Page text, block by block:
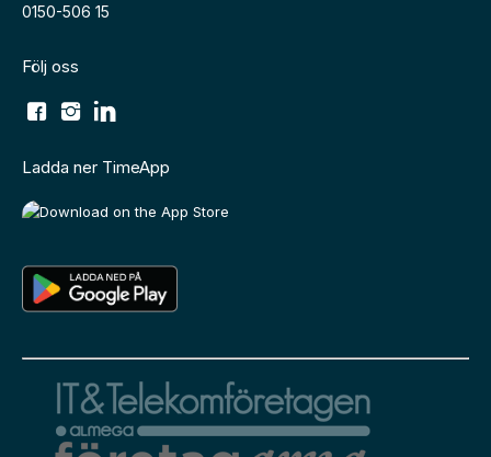
0150-506 15
Följ oss
Ladda ner TimeApp